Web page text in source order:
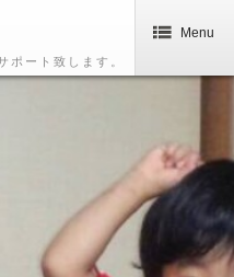
ポート致します。
Menu